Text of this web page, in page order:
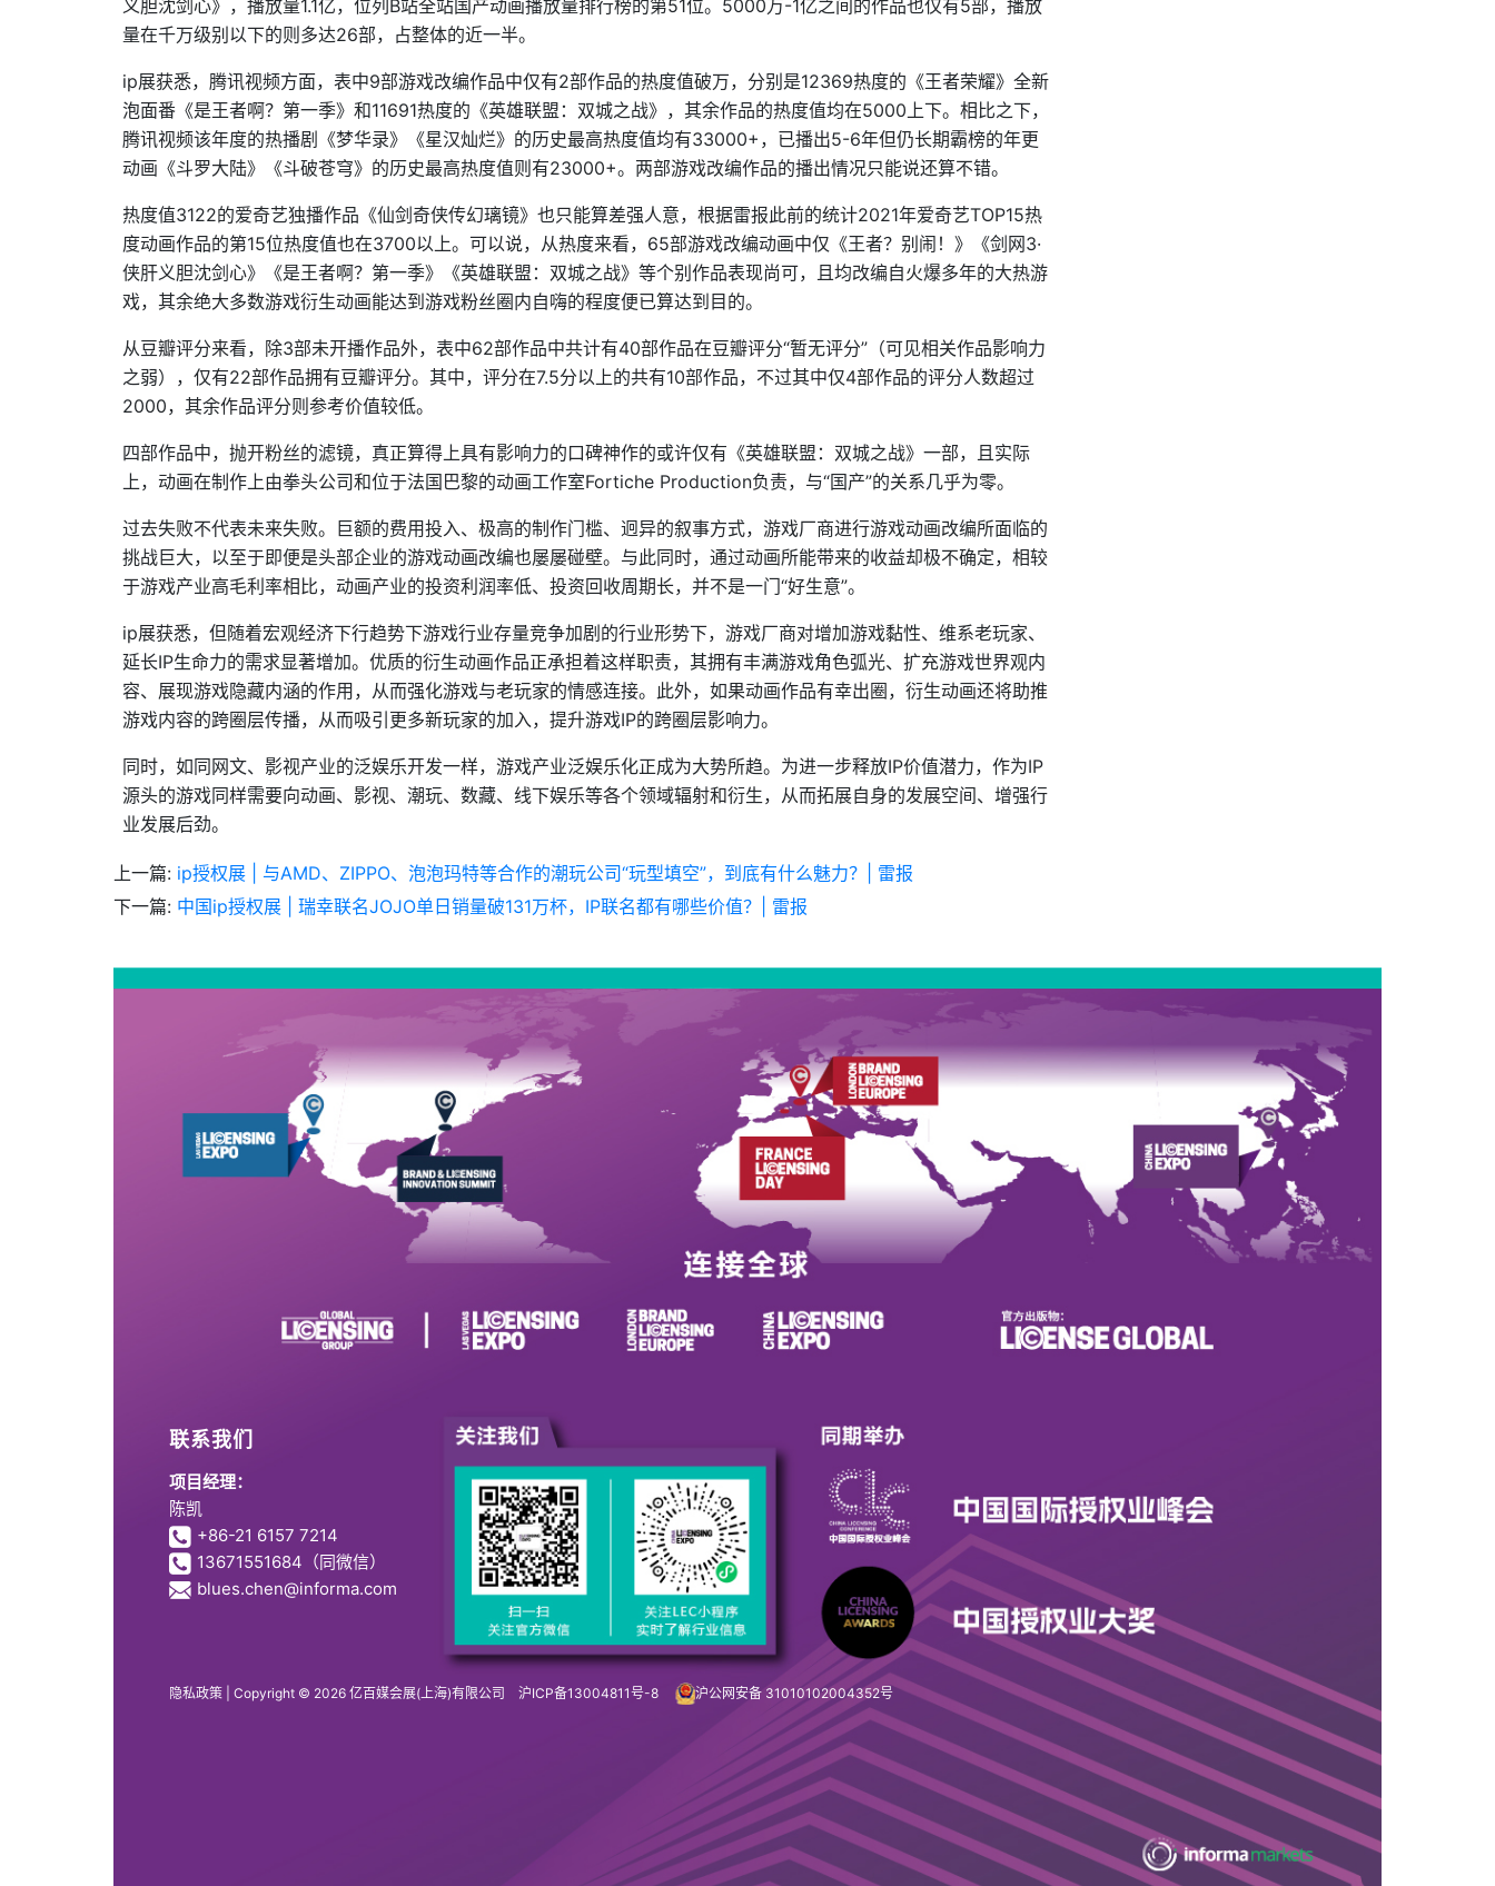
义胆沈剑心》，播放量1.1亿，位列B站全站国产动画播放量排行榜的第51位。5000万-1亿之间的作品也仅有5部，播放
量在千万级别以下的则多达26部，占整体的近一半。
ip展获悉，腾讯视频方面，表中9部游戏改编作品中仅有2部作品的热度值破万，分别是12369热度的《王者荣耀》全新
泡面番《是王者啊？第一季》和11691热度的《英雄联盟：双城之战》，其余作品的热度值均在5000上下。相比之下，
腾讯视频该年度的热播剧《梦华录》《星汉灿烂》的历史最高热度值均有33000+，已播出5-6年但仍长期霸榜的年更
动画《斗罗大陆》《斗破苍穹》的历史最高热度值则有23000+。两部游戏改编作品的播出情况只能说还算不错。
热度值3122的爱奇艺独播作品《仙剑奇侠传幻璃镜》也只能算差强人意，根据雷报此前的统计2021年爱奇艺TOP15热
度动画作品的第15位热度值也在3700以上。可以说，从热度来看，65部游戏改编动画中仅《王者？别闹！》《剑网3·
侠肝义胆沈剑心》《是王者啊？第一季》《英雄联盟：双城之战》等个别作品表现尚可，且均改编自火爆多年的大热游
戏，其余绝大多数游戏衍生动画能达到游戏粉丝圈内自嗨的程度便已算达到目的。
从豆瓣评分来看，除3部未开播作品外，表中62部作品中共计有40部作品在豆瓣评分“暂无评分”（可见相关作品影响力
之弱），仅有22部作品拥有豆瓣评分。其中，评分在7.5分以上的共有10部作品，不过其中仅4部作品的评分人数超过
2000，其余作品评分则参考价值较低。
四部作品中，抛开粉丝的滤镜，真正算得上具有影响力的口碑神作的或许仅有《英雄联盟：双城之战》一部，且实际
上，动画在制作上由拳头公司和位于法国巴黎的动画工作室Fortiche Production负责，与“国产”的关系几乎为零。
过去失败不代表未来失败。巨额的费用投入、极高的制作门槛、迥异的叙事方式，游戏厂商进行游戏动画改编所面临的
挑战巨大，以至于即便是头部企业的游戏动画改编也屡屡碰壁。与此同时，通过动画所能带来的收益却极不确定，相较
于游戏产业高毛利率相比，动画产业的投资利润率低、投资回收周期长，并不是一门“好生意”。
ip展获悉，但随着宏观经济下行趋势下游戏行业存量竞争加剧的行业形势下，游戏厂商对增加游戏黏性、维系老玩家、
延长IP生命力的需求显著增加。优质的衍生动画作品正承担着这样职责，其拥有丰满游戏角色弧光、扩充游戏世界观内
容、展现游戏隐藏内涵的作用，从而强化游戏与老玩家的情感连接。此外，如果动画作品有幸出圈，衍生动画还将助推
游戏内容的跨圈层传播，从而吸引更多新玩家的加入，提升游戏IP的跨圈层影响力。
同时，如同网文、影视产业的泛娱乐开发一样，游戏产业泛娱乐化正成为大势所趋。为进一步释放IP价值潜力，作为IP
源头的游戏同样需要向动画、影视、潮玩、数藏、线下娱乐等各个领域辐射和衍生，从而拓展自身的发展空间、增强行
业发展后劲。
上一篇: ip授权展 | 与AMD、ZIPPO、泡泡玛特等合作的潮玩公司“玩型填空”，到底有什么魅力？| 雷报
下一篇: 中国ip授权展 | 瑞幸联名JOJO单日销量破131万杯，IP联名都有哪些价值？| 雷报
联系我们
项目经理：
陈凯
+86-21 6157 7214
13671551684 （同微信）
blues.chen@informa.com
隐私政策 | Copyright © 2026 亿百媒会展(上海)有限公司 沪ICP备13004811号-8 沪公网安备 31010102004352号